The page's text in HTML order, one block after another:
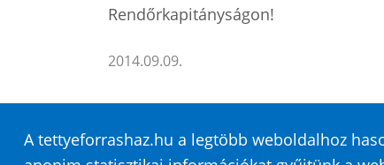
Rendőrkapitányságon!
2014.09.09.
A tettyeforrashaz.hu a legtöbb weboldalhoz